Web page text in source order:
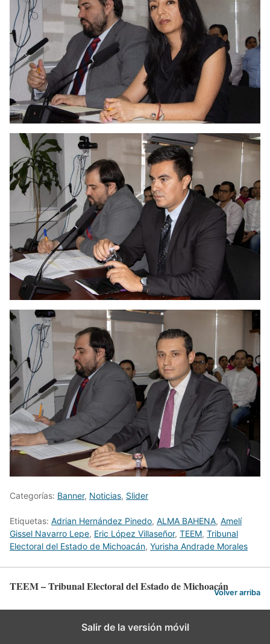
Categorías: Banner, Noticias, Slider
Etiquetas: Adrian Hernández Pinedo, ALMA BAHENA, Amelí
Gissel Navarro Lepe, Eric López Villaseñor, TEEM, Tribunal
Electoral del Estado de Michoacán, Yurisha Andrade Morales
TEEM – Tribunal Electoral del Estado de MichoacánVolver arriba
Salir de la versión móvil